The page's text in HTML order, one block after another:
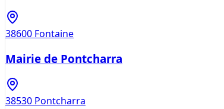
38600 Fontaine
Mairie de Pontcharra
38530 Pontcharra